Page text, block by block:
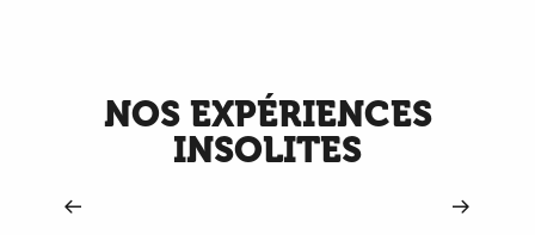
NOS EXPÉRIENCES
INSOLITES
Dans l'antre du stade